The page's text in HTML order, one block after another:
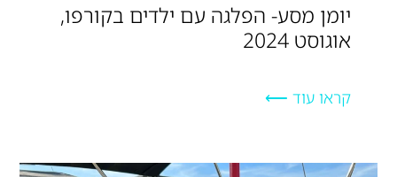
יומן מסע- הפלגה עם ילדים בקורפו,
אוגוסט 2024
קראו עוד ⟵